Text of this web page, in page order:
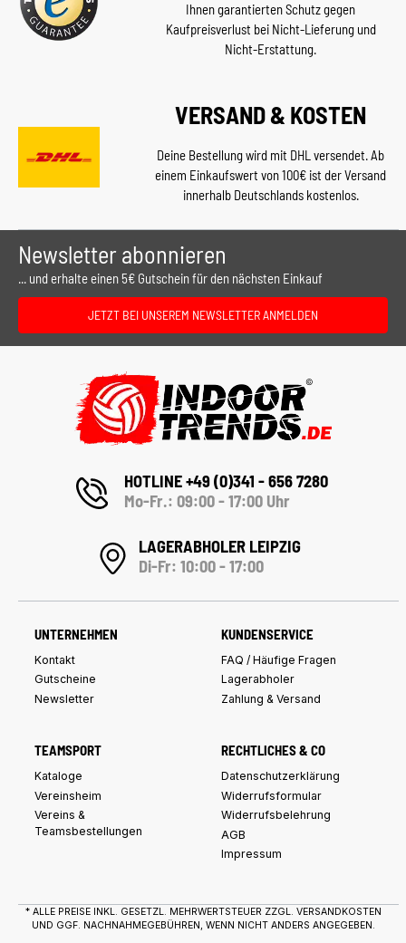
Ihnen garantierten Schutz gegen
Kaufpreisverlust bei Nicht-Lieferung und
Nicht-Erstattung.
VERSAND & KOSTEN
Deine Bestellung wird mit DHL versendet. Ab
einem Einkaufswert von 100€ ist der Versand
innerhalb Deutschlands kostenlos.
Newsletter abonnieren
... und erhalte einen 5€ Gutschein für den nächsten Einkauf
JETZT BEI UNSEREM NEWSLETTER ANMELDEN
HOTLINE +49 (0)341 - 656 7280
Mo-Fr.: 09:00 - 17:00 Uhr
LAGERABHOLER LEIPZIG
Di-Fr: 10:00 - 17:00
UNTERNEHMEN
Kontakt
Gutscheine
Newsletter
KUNDENSERVICE
FAQ / Häufige Fragen
Lagerabholer
Zahlung & Versand
TEAMSPORT
Kataloge
Vereinsheim
Vereins &
Teamsbestellungen
RECHTLICHES & CO
Datenschutzerklärung
Widerrufsformular
Widerrufsbelehrung
AGB
Impressum
* ALLE PREISE INKL. GESETZL. MEHRWERTSTEUER ZZGL. VERSANDKOSTEN
UND GGF. NACHNAHMEGEBÜHREN, WENN NICHT ANDERS ANGEGEBEN.